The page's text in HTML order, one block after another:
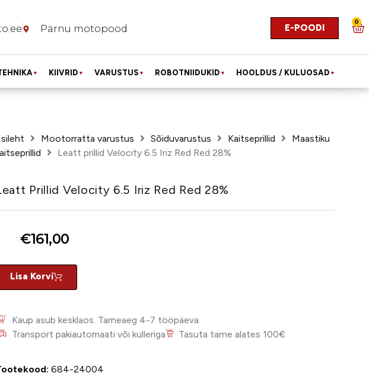
Pärnu motopood E-POODI
0
▼ KIIVRID ▼ VARUSTUS ▼ ROBOTNIIDUKID ▼ HOOLDUS / KULUOSAD ▼
Mootorratta varustus Sõiduvarustus Kaitseprillid
Maastiku
Leatt prillid Velocity 6.5 Iriz Red Red 28%
Prillid Velocity 6.5 Iriz Red Red 28%
€161,00
Lisa Korvi
Kaup asub kesklaos. Tarneaeg 4-7 tööpäeva.
Transport pakiautomaati või kulleriga
Tasuta tarne alates 100€
684-24004